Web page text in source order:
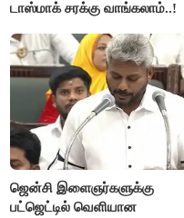
டாஸ்மாக் சரக்கு வாங்கலாம்..!
ஜென்சி இளைஞர்களுக்கு
பட்ஜெட்டில் வெளியான